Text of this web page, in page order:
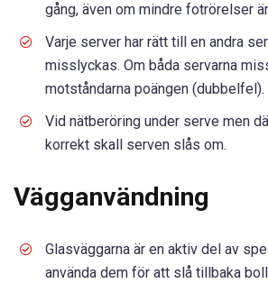
gång, även om mindre fotrörelser
Varje server har rätt till en andra
misslyckas. Om båda servarna
motståndarna poängen (dubbelfel).
Vid nätberöring under serve men
korrekt skall serven slås om.
Vägganvändning
Glasväggarna är en aktiv del av
använda dem för att slå tillbaka